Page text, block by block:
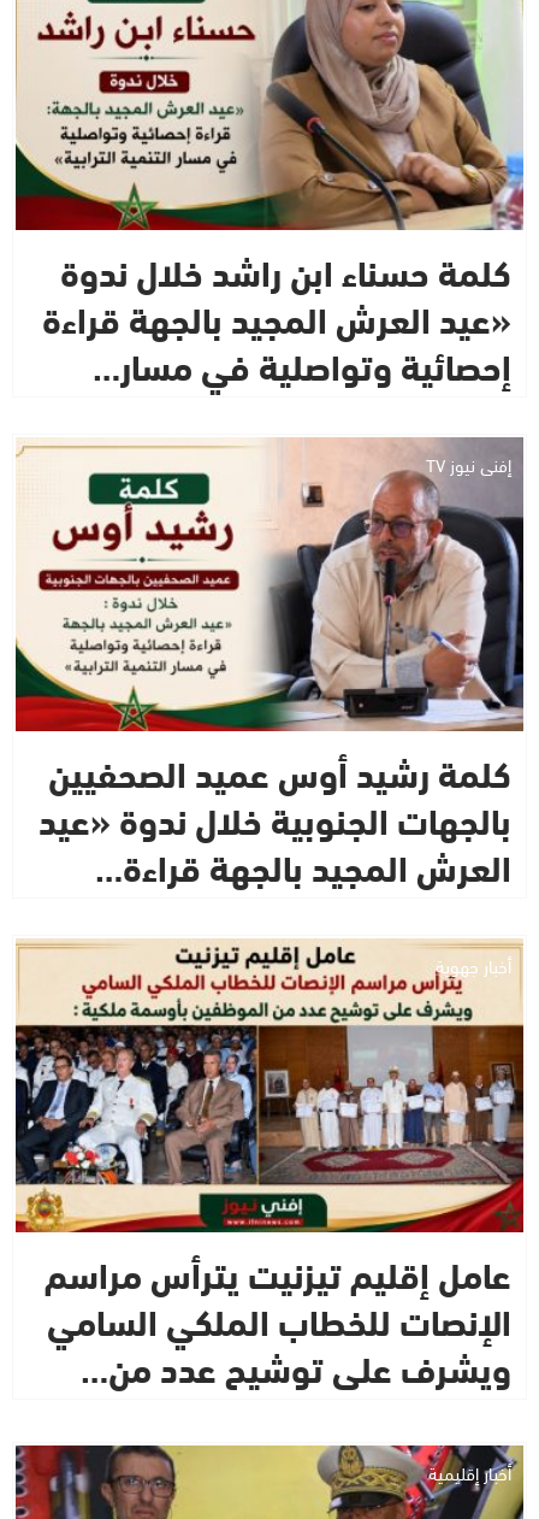
كلمة حسناء ابن راشد خلال ندوة
«عيد العرش المجيد بالجهة قراءة
إحصائية وتواصلية في مسار…
إفني نيوز TV
كلمة رشيد أوس عميد الصحفيين
بالجهات الجنوبية خلال ندوة «عيد
العرش المجيد بالجهة قراءة…
أخبار جهوية
عامل إقليم تيزنيت يترأس مراسم
الإنصات للخطاب الملكي السامي
ويشرف على توشيح عدد من…
أخبار إقليمية